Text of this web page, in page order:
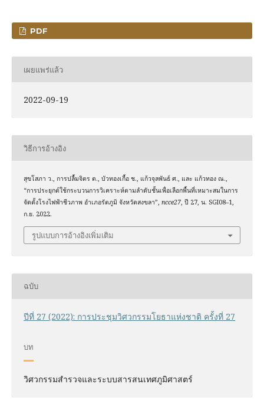
PDF
เผยแพร่แล้ว
2022-09-19
วิธีการอ้างอิง
สุขโสภา ว., การปลื้มจิตร ต., บัวทองเกื้อ ช., แก้วจุลพันธ์ ศ., และ แก้วทอง ณ.,
“การประยุกต์ใช้กระบวนการวิเคราะห์ตามลำดับชั้นเพื่อเลือกพื้นที่เหมาะสมในการ
จัดตั้งโรงไฟฟ้าชีวภาพ อำเภอรัตภูมิ จังหวัดสงขลา”, ncce27, ปี 27, น. SGI08–1,
ก.ย. 2022.
รูปแบบการอ้างอิงเพิ่มเติม
ฉบับ
ปีที่ 27 (2022): การประชุมวิศวกรรมโยธาแห่งชาติ ครั้งที่ 27
บท
วิศวกรรมสำรวจและระบบสารสนเทศภูมิศาสตร์